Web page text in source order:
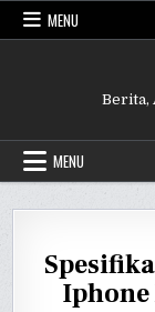
Skip
MENU
Berita,
MENU
Iphone